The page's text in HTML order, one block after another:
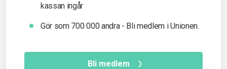
kassan ingår
Gör som 700 000 andra - Bli medlem i Unionen.
Bli medlem